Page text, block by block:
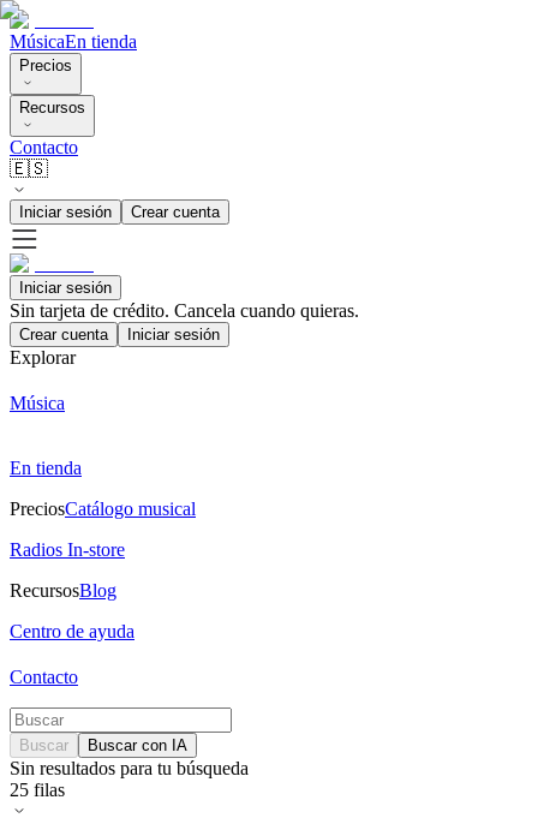
MúsicaEn tienda
Precios
Recursos
Contacto
🇪🇸
Iniciar sesión Crear cuenta
Iniciar sesión
Sin tarjeta de crédito. Cancela cuando quieras.
Crear cuenta Iniciar sesión
Explorar
Música
En tienda
PreciosCatálogo musical
Radios In-store
RecursosBlog
Centro de ayuda
Contacto
Buscar Buscar con IA
Sin resultados para tu búsqueda
25 filas